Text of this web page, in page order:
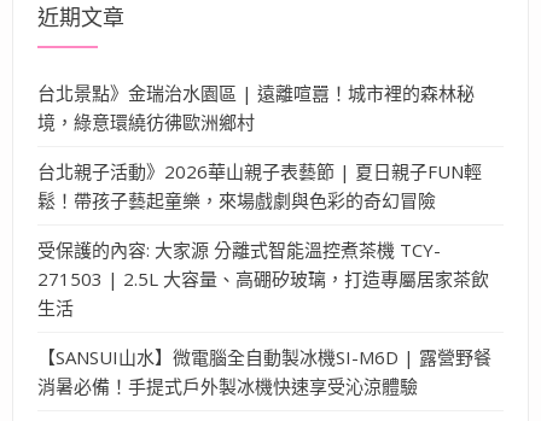
近期文章
台北景點》金瑞治水園區 | 遠離喧囂！城市裡的森林秘
境，綠意環繞彷彿歐洲鄉村
台北親子活動》2026華山親子表藝節 | 夏日親子FUN輕
鬆！帶孩子藝起童樂，來場戲劇與色彩的奇幻冒險
受保護的內容: 大家源 分離式智能溫控煮茶機 TCY-
271503 | 2.5L 大容量、高硼矽玻璃，打造專屬居家茶飲
生活
【SANSUI山水】微電腦全自動製冰機SI-M6D | 露營野餐
消暑必備！手提式戶外製冰機快速享受沁涼體驗